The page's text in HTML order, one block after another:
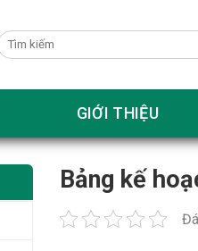
GIỚI THIỆU
Bảng kế